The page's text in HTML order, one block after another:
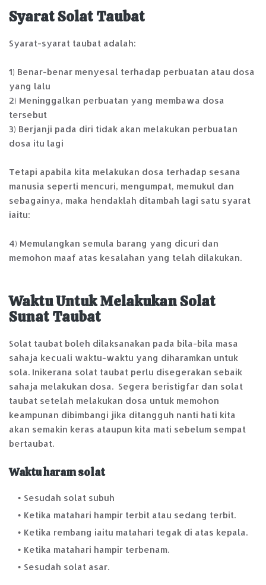
Syarat Solat Taubat
Syarat-syarat taubat adalah:
1) Benar-benar menyesal terhadap perbuatan atau dosa
yang lalu
2) Meninggalkan perbuatan yang membawa dosa
tersebut
3) Berjanji pada diri tidak akan melakukan perbuatan
dosa itu lagi
Tetapi apabila kita melakukan dosa terhadap sesana
manusia seperti mencuri, mengumpat, memukul dan
sebagainya, maka hendaklah ditambah lagi satu syarat
iaitu:
4) Memulangkan semula barang yang dicuri dan
memohon maaf atas kesalahan yang telah dilakukan.
Waktu Untuk Melakukan Solat
Sunat Taubat
Solat taubat boleh dilaksanakan pada bila-bila masa
sahaja kecuali waktu-waktu yang diharamkan untuk
sola. Inikerana solat taubat perlu disegerakan sebaik
sahaja melakukan dosa. Segera beristigfar dan solat
taubat setelah melakukan dosa untuk memohon
keampunan dibimbangi jika ditangguh nanti hati kita
akan semakin keras ataupun kita mati sebelum sempat
bertaubat.
Waktu haram solat
Sesudah solat subuh
Ketika matahari hampir terbit atau sedang terbit.
Ketika rembang iaitu matahari tegak di atas kepala.
Ketika matahari hampir terbenam.
Sesudah solat asar.